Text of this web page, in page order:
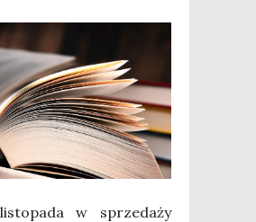
w sprze­da­ży